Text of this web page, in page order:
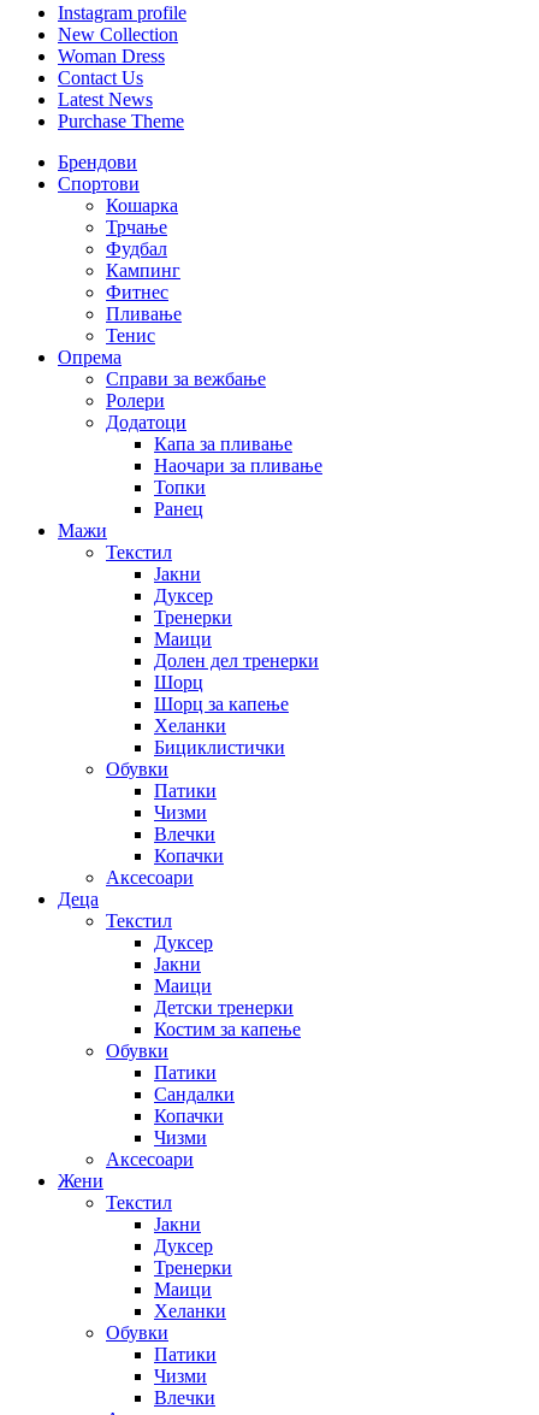
Instagram profile
New Collection
Woman Dress
Contact Us
Latest News
Purchase Theme
Брендови
Спортови
Кошарка
Трчање
Фудбал
Кампинг
Фитнес
Пливање
Тенис
Опрема
Справи за вежбање
Ролери
Додатоци
Капа за пливање
Наочари за пливање
Топки
Ранец
Мажи
Текстил
Јакни
Дуксер
Тренерки
Маици
Долен дел тренерки
Шорц
Шорц за капење
Хеланки
Бициклистички
Обувки
Патики
Чизми
Влечки
Копачки
Аксесоари
Деца
Текстил
Дуксер
Јакни
Маици
Детски тренерки
Костим за капење
Обувки
Патики
Сандалки
Копачки
Чизми
Аксесоари
Жени
Текстил
Јакни
Дуксер
Тренерки
Маици
Хеланки
Обувки
Патики
Чизми
Влечки